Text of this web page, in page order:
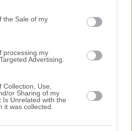
Google and its third-party tags to
specified purposes in below Google
the Sale of my
processing my
Advertising.
Use,
or Sharing of my
Is Unrelated with the
it was collected.
Προσφορά:131.000€
94 τ.μ.
80 τ.μ.
11Α, Άγιος Ιωάννης, Καλαμαριά,
Θεσσαλονίκης
Προσφορά:118.170€